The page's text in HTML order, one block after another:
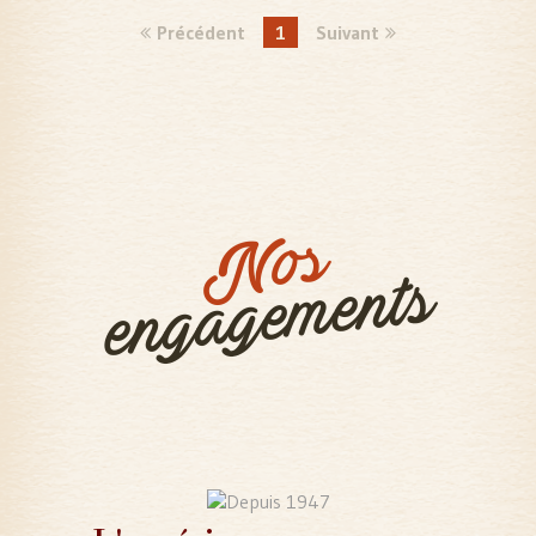
Précédent 1 Suivant
Nos
engagements